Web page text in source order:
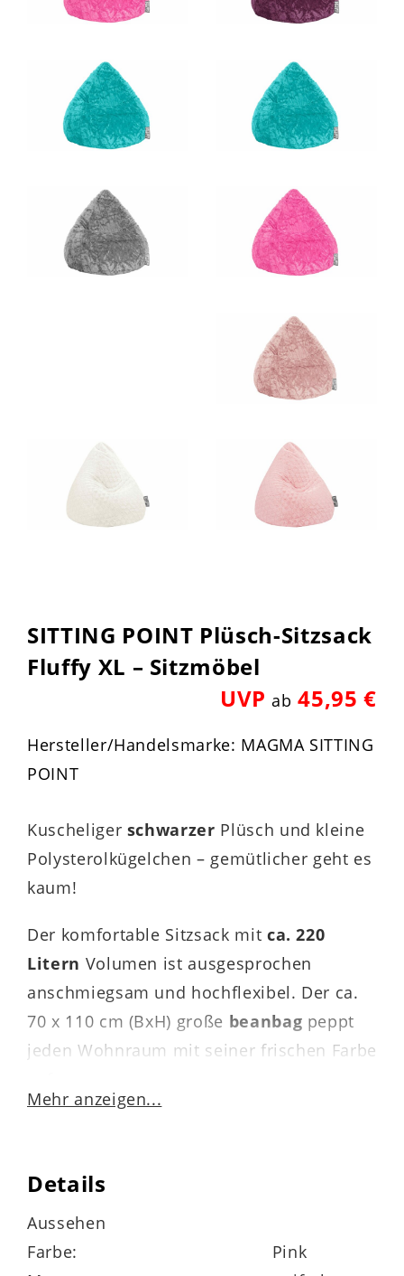
SITTING POINT Plüsch-Sitzsack
Fluffy XL – Sitzmöbel
UVPab 45,95 €
Hersteller/Handelsmarke: MAGMA SITTING
POINT
Kuscheliger schwarzer Plüsch und kleine
Polysterolkügelchen – gemütlicher geht es
kaum!
Der komfortable Sitzsack mit ca. 220
Litern Volumen ist ausgesprochen
anschmiegsam und hochflexibel. Der ca.
70 x 110 cm (BxH) große beanbag peppt
jeden Wohnraum mit seiner frischen Farbe
dauerhafte Sonneneinstrahlung (UV). Vor
dem Waschen in der Waschmaschine die
EPS-Füllung entfernen! Verunreinigungen
können mit einem milden nicht
Mehr anzeigen...
Details
Aussehen
Farbe:
Pink